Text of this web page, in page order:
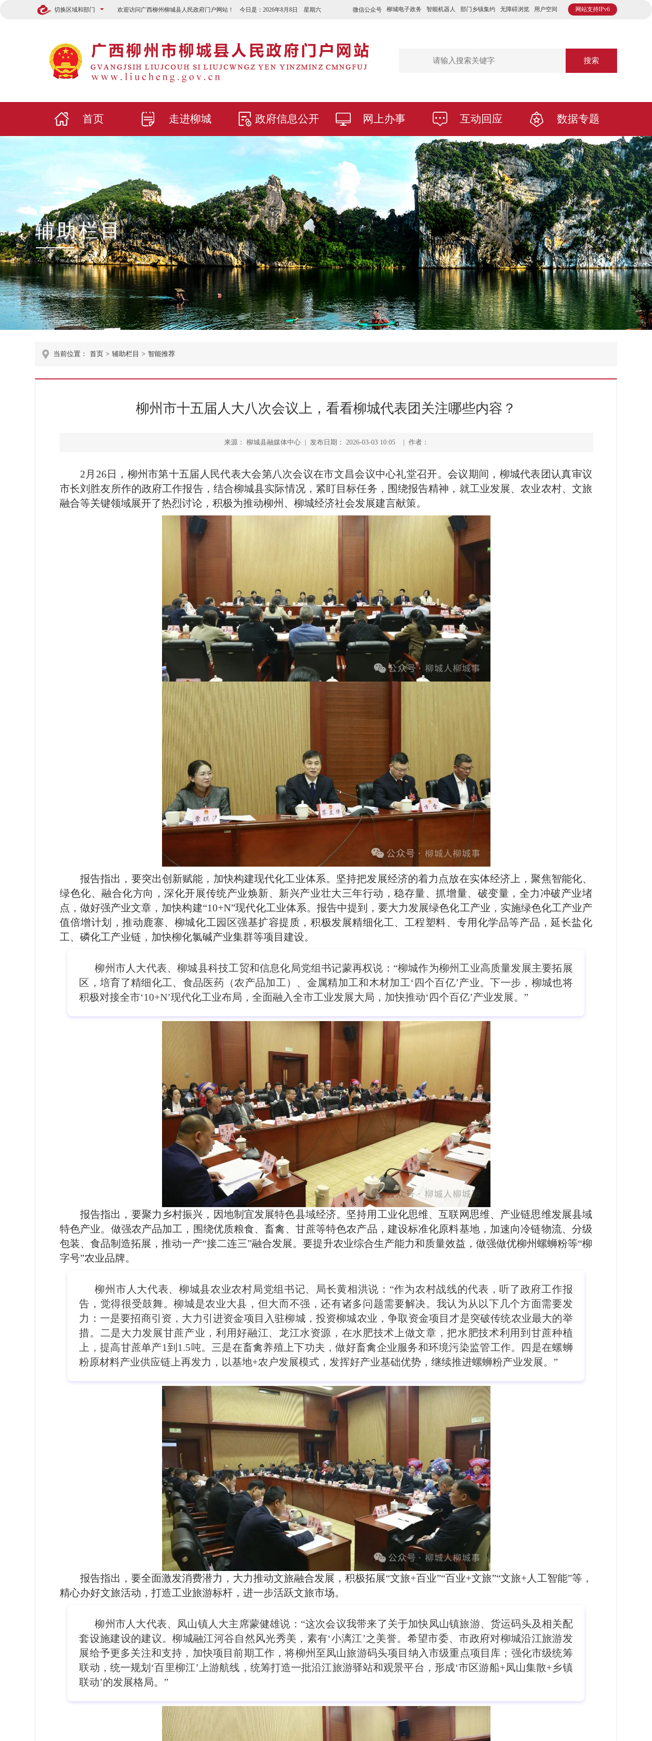
切换区域和部门 网站支持IPv6
微信公众号 柳城电子政务 智能机器人 部门乡镇集约 无障碍浏览 用户空间
欢迎访问广西柳州柳城县人民政府门户网站！ 今日是： 2026年8月8日 星期六
搜索
首页 走进柳城 政府信息公开 网上办事 互动回应 数据专题
辅助栏目
当前位置： 首页 > 辅助栏目 > 智能推荐
柳州市十五届人大八次会议上，看看柳城代表团关注哪些内容？
来源： 柳城县融媒体中心 | 发布日期： 2026-03-03 10:05 | 作者：
2月26日，柳州市第十五届人民代表大会第八次会议在市文昌会议中心礼堂召开。会议期间，柳城代表团认真审议
市长刘胜友所作的政府工作报告，结合柳城县实际情况，紧盯目标任务，围绕报告精神，就工业发展、农业农村、文旅
融合等关键领域展开了热烈讨论，积极为推动柳州、柳城经济社会发展建言献策。
报告指出，要突出创新赋能，加快构建现代化工业体系。坚持把发展经济的着力点放在实体经济上，聚焦智能化、
绿色化、融合化方向，深化开展传统产业焕新、新兴产业壮大三年行动，稳存量、抓增量、破变量，全力冲破产业堵
点，做好强产业文章，加快构建“10+N”现代化工业体系。报告中提到，要大力发展绿色化工产业，实施绿色化工产业产
值倍增计划，推动鹿寨、柳城化工园区强基扩容提质，积极发展精细化工、工程塑料、专用化学品等产品，延长盐化
工、磷化工产业链，加快柳化氯碱产业集群等项目建设。
柳州市人大代表、柳城县科技工贸和信息化局党组书记蒙再权说：“柳城作为柳州工业高质量发展主要拓展
区，培育了精细化工、食品医药（农产品加工）、金属精加工和木材加工‘四个百亿’产业。下一步，柳城也将
积极对接全市‘10+N’现代化工业布局，全面融入全市工业发展大局，加快推动‘四个百亿’产业发展。”
报告指出，要聚力乡村振兴，因地制宜发展特色县域经济。坚持用工业化思维、互联网思维、产业链思维发展县域
特色产业。做强农产品加工，围绕优质粮食、畜禽、甘蔗等特色农产品，建设标准化原料基地，加速向冷链物流、分级
包装、食品制造拓展，推动一产“接二连三”融合发展。要提升农业综合生产能力和质量效益，做强做优柳州螺蛳粉等“柳
字号”农业品牌。
柳州市人大代表、柳城县农业农村局党组书记、局长黄相洪说：“作为农村战线的代表，听了政府工作报
告，觉得很受鼓舞。柳城是农业大县，但大而不强，还有诸多问题需要解决。我认为从以下几个方面需要发
力：一是要招商引资，大力引进资金项目入驻柳城，投资柳城农业，争取资金项目才是突破传统农业最大的举
措。二是大力发展甘蔗产业，利用好融江、龙江水资源，在水肥技术上做文章，把水肥技术利用到甘蔗种植
上，提高甘蔗单产1到1.5吨。三是在畜禽养殖上下功夫，做好畜禽企业服务和环境污染监管工作。四是在螺蛳
粉原材料产业供应链上再发力，以基地+农户发展模式，发挥好产业基础优势，继续推进螺蛳粉产业发展。”
报告指出，要全面激发消费潜力，大力推动文旅融合发展，积极拓展“文旅+百业”“百业+文旅”“文旅+人工智能”等，
精心办好文旅活动，打造工业旅游标杆，进一步活跃文旅市场。
柳州市人大代表、凤山镇人大主席蒙健雄说：“这次会议我带来了关于加快凤山镇旅游、货运码头及相关配
套设施建设的建议。柳城融江河谷自然风光秀美，素有‘小漓江’之美誉。希望市委、市政府对柳城沿江旅游发
展给予更多关注和支持，加快项目前期工作，将柳州至凤山旅游码头项目纳入市级重点项目库；强化市级统筹
联动，统一规划‘百里柳江’上游航线，统筹打造一批沿江旅游驿站和观景平台，形成‘市区游船+凤山集散+乡镇
联动’的发展格局。”